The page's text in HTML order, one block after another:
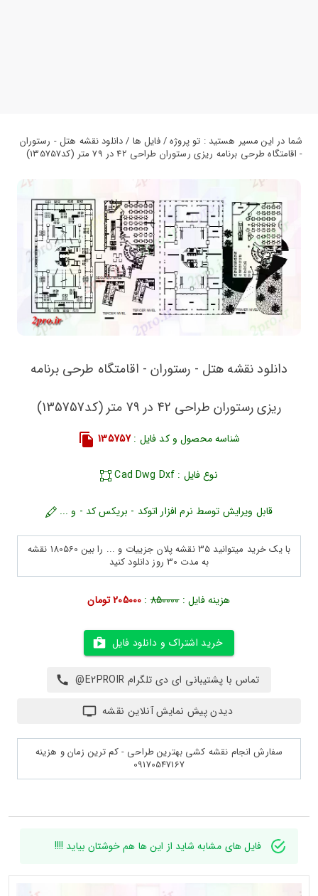
شما در این مسیر هستید : تو پروژه / فایل ها / دانلود نقشه هتل - رستوران
- اقامتگاه طرحی برنامه ریزی رستوران طراحی 42 در 79 متر (کد135757)
دانلود نقشه هتل - رستوران - اقامتگاه طرحی برنامه
ریزی رستوران طراحی 42 در 79 متر (کد135757)
شناسه محصول و کد فایل :135757
نوع فایل : Cad Dwg Dxf
قابل ویرایش توسط نرم افزار اتوکد - بریکس کد - و ...
با یک خرید میتوانید 35 نقشه پلان جزییات و ... را بین 180560 نقشه
به مدت 30 روز دانلود کنید
هزینه فایل :850000
: 205000 تومان
خرید اشتراک و دانلود فایل
تماس با پشتیبانی ای دی تلگرام E2PROIR@
دیدن پیش نمایش آنلاین نقشه
سفارش انجام نقشه کشی بهترین طراحی - کم ترین زمان و هزینه
09170547167
فایل های مشابه شاید از این ها هم خوشتان بیاید !!!!